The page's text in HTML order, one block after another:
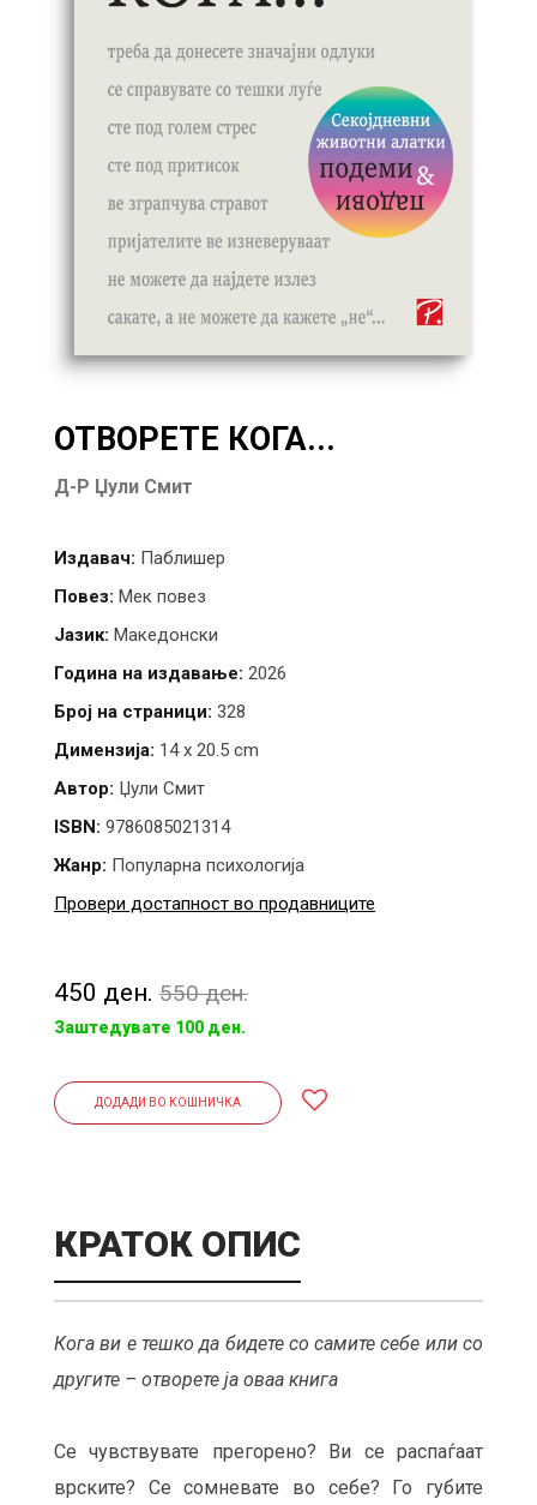
ОТВОРЕТЕ КОГА...
Д-Р Џули Смит
Издавач: Паблишер
Повез: Мек повез
Јазик: Македонски
Година на издавање: 2026
Број на страници: 328
Димензија: 14 x 20.5 cm
Автор: Џули Смит
ISBN: 9786085021314
Жанр: Популарна психологија
Провери достапност во продавниците
450 ден. 550 ден.
Заштедувате 100 ден.
ДОДАДИ ВО КОШНИЧКА
КРАТОК ОПИС
Кога ви е тешко да бидете со самите себе или со
другите – отворете ја оваа книга
Се чувствувате прегорено? Ви се распаѓаат
врските? Се сомневате во себе? Го губите